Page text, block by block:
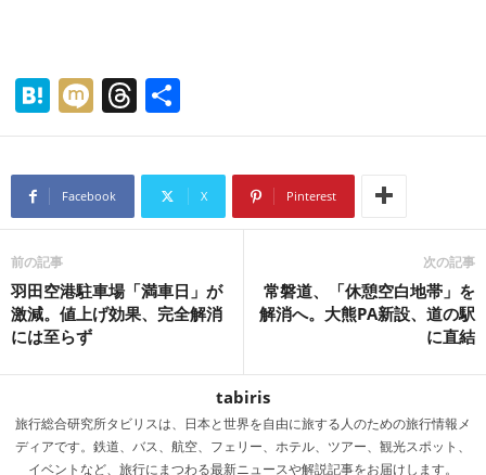
H
at
e
n
a
M
ixi
T
hr
e
d
有
Facebook X Pinterest
前の記事
羽田空港駐車場「満車日」が
激減。値上げ効果、完全解消
には至らず
次の記事
常磐道、「休憩空白地帯」を
解消へ。大熊PA新設、道の駅
に直結
tabiris
旅行総合研究所タビリスは、日本と世界を自由に旅する人のための旅行情報メ
ディアです。鉄道、バス、航空、フェリー、ホテル、ツアー、観光スポット、
イベントなど、旅行にまつわる最新ニュースや解説記事をお届けします。